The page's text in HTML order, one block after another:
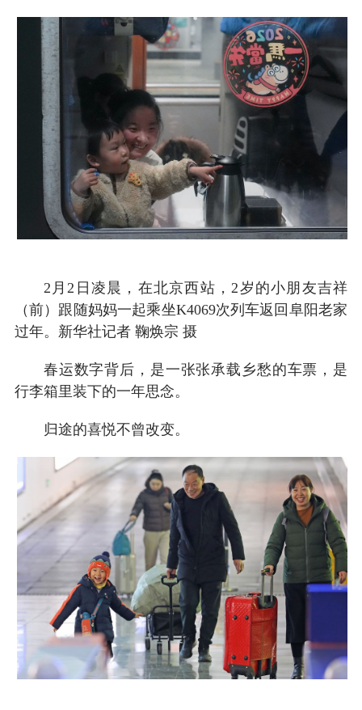
2月2日凌晨，在北京西站，2岁的小朋友吉祥
（前）跟随妈妈一起乘坐K4069次列车返回阜阳老家
过年。新华社记者 鞠焕宗 摄
春运数字背后，是一张张承载乡愁的车票，是
行李箱里装下的一年思念。
归途的喜悦不曾改变。